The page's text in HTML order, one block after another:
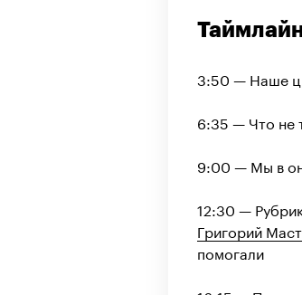
3:50 — Наше
6:35 — Что не
9:00 — Мы в
12:30 —
Григорий
помогали